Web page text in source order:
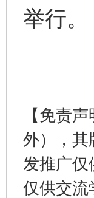
举行。
【免责
外），其
发推广仅
仅供交流
东山县通报“牛